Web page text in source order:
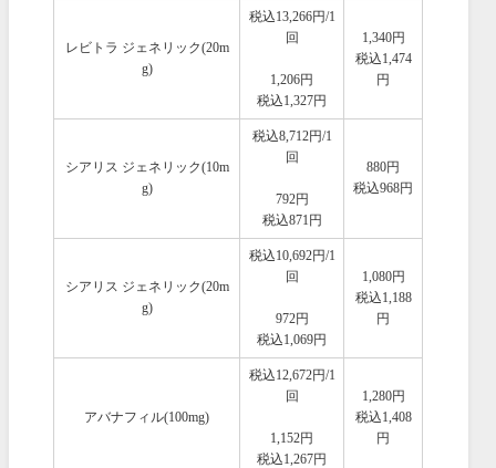
レビトラ ジェネリック(20m
g)
税込13,266円/1
回
1,206円
税込1,327円
1,340円
税込1,474
円
シアリス ジェネリック(10m
g)
税込8,712円/1
回
792円
税込871円
880円
税込968円
シアリス ジェネリック(20m
g)
税込10,692円/1
回
972円
税込1,069円
1,080円
税込1,188
円
アバナフィル(100mg)
税込12,672円/1
回
1,152円
税込1,267円
1,280円
税込1,408
円